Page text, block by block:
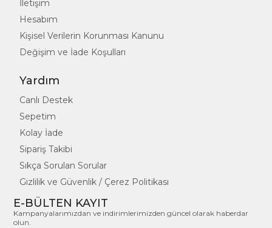
İletişim
Hesabım
Kişisel Verilerin Korunması Kanunu
Değişim ve İade Koşulları
Yardım
Canlı Destek
Sepetim
Kolay İade
Sipariş Takibi
Sıkça Sorulan Sorular
Gizlilik ve Güvenlik / Çerez Politikası
E-BÜLTEN KAYIT
Kampanyalarımızdan ve indirimlerimizden güncel olarak haberdar
olun.